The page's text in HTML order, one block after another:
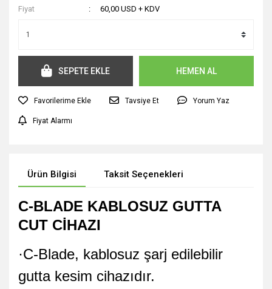
Fiyat
60,00 USD + KDV
SEPETE EKLE HEMEN AL
Tavsiye Et Yorum Yaz
Fiyat Alarmı
Ürün Bilgisi Taksit Seçenekleri
C-BLADE KABLOSUZ GUTTA
CUT CİHAZI
·C-Blade, kablosuz şarj edilebilir
gutta kesim cihazıdır.